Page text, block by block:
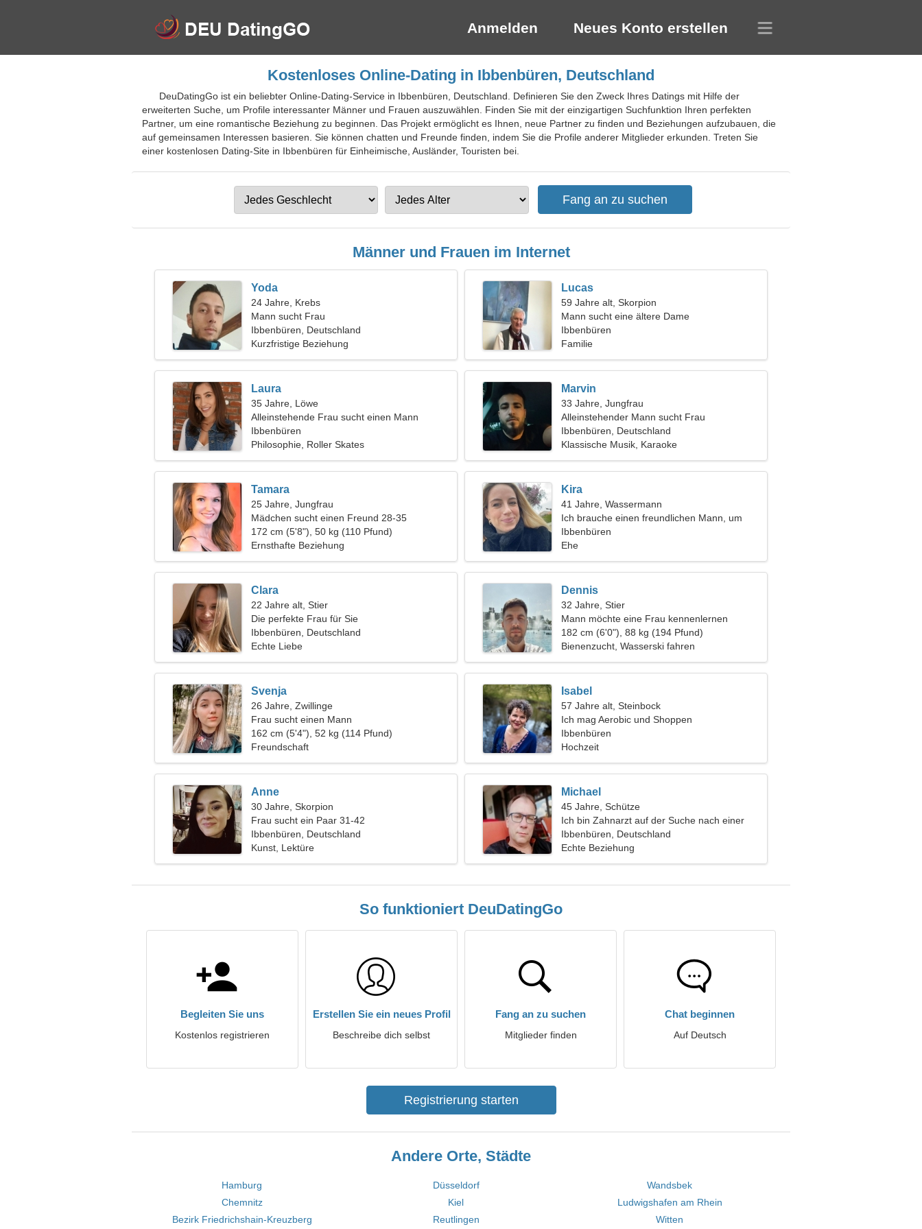
Anmelden Neues Konto erstellen
Kostenloses Online-Dating in Ibbenbüren, Deutschland
DeuDatingGo ist ein beliebter Online-Dating-Service in Ibbenbüren, Deutschland. Definieren Sie den Zweck Ihres Datings mit Hilfe der
erweiterten Suche, um Profile interessanter Männer und Frauen auszuwählen. Finden Sie mit der einzigartigen Suchfunktion Ihren perfekten
Partner, um eine romantische Beziehung zu beginnen. Das Projekt ermöglicht es Ihnen, neue Partner zu finden und Beziehungen aufzubauen, die
auf gemeinsamen Interessen basieren. Sie können chatten und Freunde finden, indem Sie die Profile anderer Mitglieder erkunden. Treten Sie
einer kostenlosen Dating-Site in Ibbenbüren für Einheimische, Ausländer, Touristen bei.
Männer und Frauen im Internet
Yoda
24 Jahre, Krebs
Mann sucht Frau
Ibbenbüren, Deutschland
Kurzfristige Beziehung
Lucas
59 Jahre alt, Skorpion
Mann sucht eine ältere Dame
Ibbenbüren
Familie
Laura
35 Jahre, Löwe
Alleinstehende Frau sucht einen Mann
Ibbenbüren
Philosophie, Roller Skates
Marvin
33 Jahre, Jungfrau
Alleinstehender Mann sucht Frau
Ibbenbüren, Deutschland
Klassische Musik, Karaoke
Tamara
25 Jahre, Jungfrau
Mädchen sucht einen Freund 28-35
172 cm (5'8"), 50 kg (110 Pfund)
Ernsthafte Beziehung
Kira
41 Jahre, Wassermann
Ich brauche einen freundlichen Mann, um
zusammen zu reisen
Ibbenbüren
Ehe
Clara
22 Jahre alt, Stier
Die perfekte Frau für Sie
Ibbenbüren, Deutschland
Echte Liebe
Dennis
32 Jahre, Stier
Mann möchte eine Frau kennenlernen
182 cm (6'0"), 88 kg (194 Pfund)
Bienenzucht, Wasserski fahren
Svenja
26 Jahre, Zwillinge
Frau sucht einen Mann
162 cm (5'4"), 52 kg (114 Pfund)
Freundschaft
Isabel
57 Jahre alt, Steinbock
Ich mag Aerobic und Shoppen
Ibbenbüren
Hochzeit
Anne
30 Jahre, Skorpion
Frau sucht ein Paar 31-42
Ibbenbüren, Deutschland
Kunst, Lektüre
Michael
45 Jahre, Schütze
Ich bin Zahnarzt auf der Suche nach einer
fröhlichen Frau
Ibbenbüren, Deutschland
Echte Beziehung
So funktioniert DeuDatingGo
Begleiten Sie uns
Kostenlos registrieren
Erstellen Sie ein neues Profil
Beschreibe dich selbst
Fang an zu suchen
Mitglieder finden
Chat beginnen
Auf Deutsch
Registrierung starten
Andere Orte, Städte
Hamburg Düsseldorf
Wandsbek
Chemnitz
Kiel
Ludwigshafen am Rhein
Bezirk Friedrichshain-Kreuzberg
Reutlingen Witten